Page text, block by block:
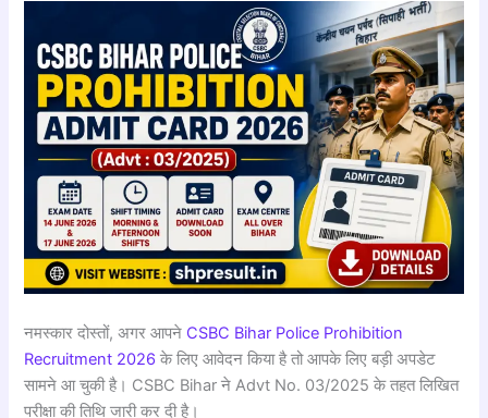
नमस्कार दोस्तों, अगर आपने CSBC Bihar Police Prohibition
Recruitment 2026 के लिए आवेदन किया है तो आपके लिए बड़ी अपडेट
सामने आ चुकी है। CSBC Bihar ने Advt No. 03/2025 के तहत लिखित
परीक्षा की तिथि जारी कर दी है।